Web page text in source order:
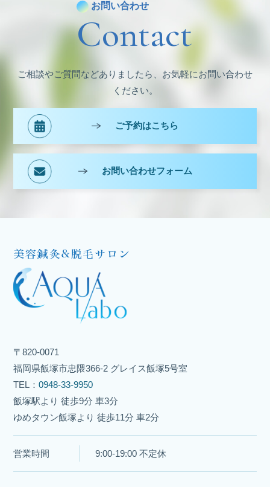
お問い合わせ
Contact
ご相談やご質問などありましたら、お気軽にお問い合わせ
ください。
ご予約はこちら
お問い合わせフォーム
〒820-0071
福岡県飯塚市忠隈366-2 グレイス飯塚5号室
TEL：0948-33-9950
飯塚駅より 徒歩9分 車3分
ゆめタウン飯塚より 徒歩11分 車2分
営業時間 9:00-19:00 不定休